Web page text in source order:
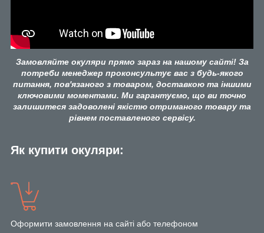
Замовляйте окуляри прямо зараз на нашому сайті! За
потреби менеджер проконсультує вас з будь-якого
питання, пов'язаного з товаром, доставкою та іншими
ключовими моментами. Ми гарантуємо, що ви точно
залишитеся задоволені якістю отриманого товару та
рівнем поставленого сервісу.
Як купити окуляри:
Оформити замовлення на сайті або телефоном